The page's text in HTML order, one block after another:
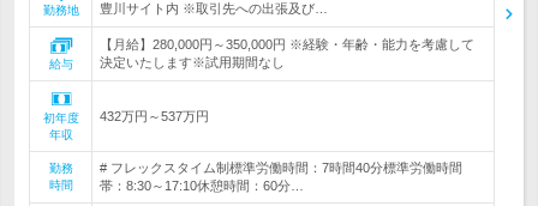
勤務地
豊川サイト内 ※取引先への出張及び…
給与
【月給】280,000円～350,000円 ※経験・年齢・能力を考慮して
決定いたします※試用期間なし
初年度
年収
432万円～537万円
勤務
時間
# フレックスタイム制標準労働時間：7時間40分標準労働時間
帯：8:30～17:10休憩時間：60分…